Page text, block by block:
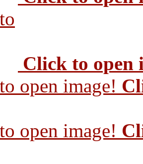
Click to open